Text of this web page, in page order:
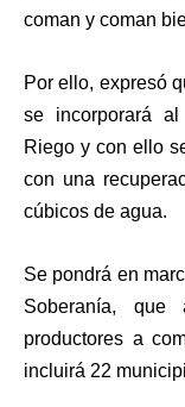
coman y coman
Por ello, expresó
se incorporará
Riego y con ello
con una
cúbicos de agua.
Se pondrá en
Soberanía, que
productores a
incluirá 22